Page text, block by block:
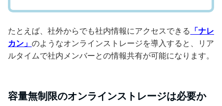
たとえば、社外からでも社内情報にアクセスできる
「ナレ
カン」 のようなオンラインストレージを導入すると、リア
ルタイムで社内メンバーとの情報共有が可能になります。
容量無制限のオンラインストレージは必要か